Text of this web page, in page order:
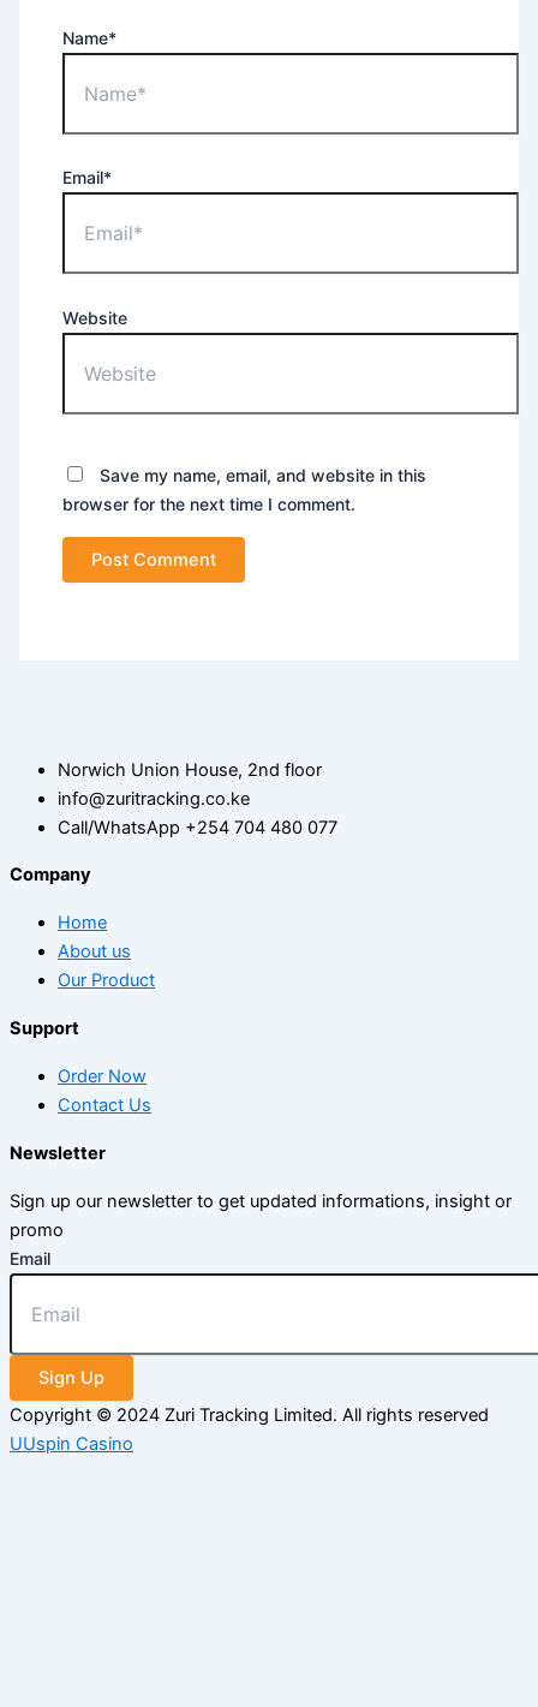
Name*
Email*
Website
Save my name, email, and website in this
browser for the next time I comment.
Norwich Union House, 2nd floor
info@zuritracking.co.ke
Call/WhatsApp +254 704 480 077
Company
Home
About us
Our Product
Support
Order Now
Contact Us
Newsletter
Sign up our newsletter to get updated informations, insight or
promo
Email
Sign Up
Copyright © 2024 Zuri Tracking Limited. All rights reserved
UUspin Casino